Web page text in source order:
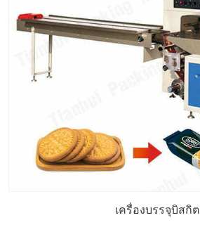
เครื่องบรรจุบิสกิต